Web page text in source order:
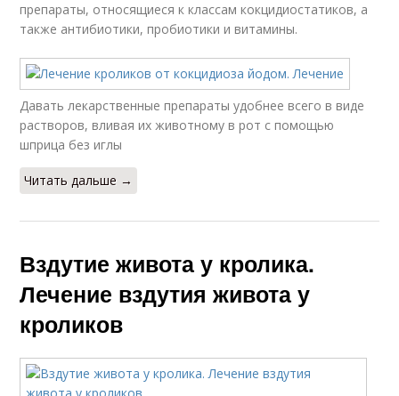
препараты, относящиеся к классам кокцидиостатиков, а
также антибиотики, пробиотики и витамины.
Давать лекарственные препараты удобнее всего в виде
растворов, вливая их животному в рот с помощью
шприца без иглы
Читать дальше →
Вздутие живота у кролика.
Лечение вздутия живота у
кроликов